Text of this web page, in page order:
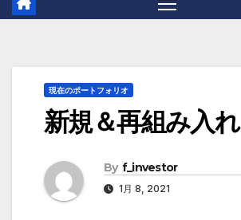
現在のポートフォリオ
新規＆再組み入れ
By f_investor
1月 8, 2021